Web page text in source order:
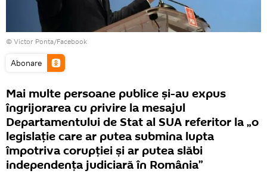
© Victor Ponta/Facebook
Abonare
Mai multe persoane publice și-au expus
îngrijorarea cu privire la mesajul
Departamentului de Stat al SUA referitor la „o
legislație care ar putea submina lupta
împotriva corupției și ar putea slăbi
independența judiciară în România”